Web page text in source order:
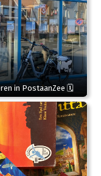
in PostaanZee 🗓